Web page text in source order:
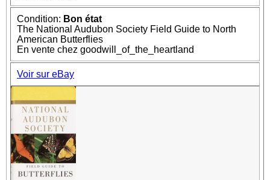
Condition: Bon état
The National Audubon Society Field Guide to North
American Butterflies
En vente chez goodwill_of_the_heartland
Voir sur eBay